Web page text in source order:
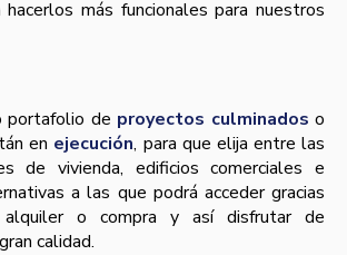
más funcionales para nuestros
portafolio de proyectos culminados o
en ejecución, para que elija entre las
de vivienda, edificios comerciales e
a las que podrá acceder gracias
o compra y así­ disfrutar de
calidad.